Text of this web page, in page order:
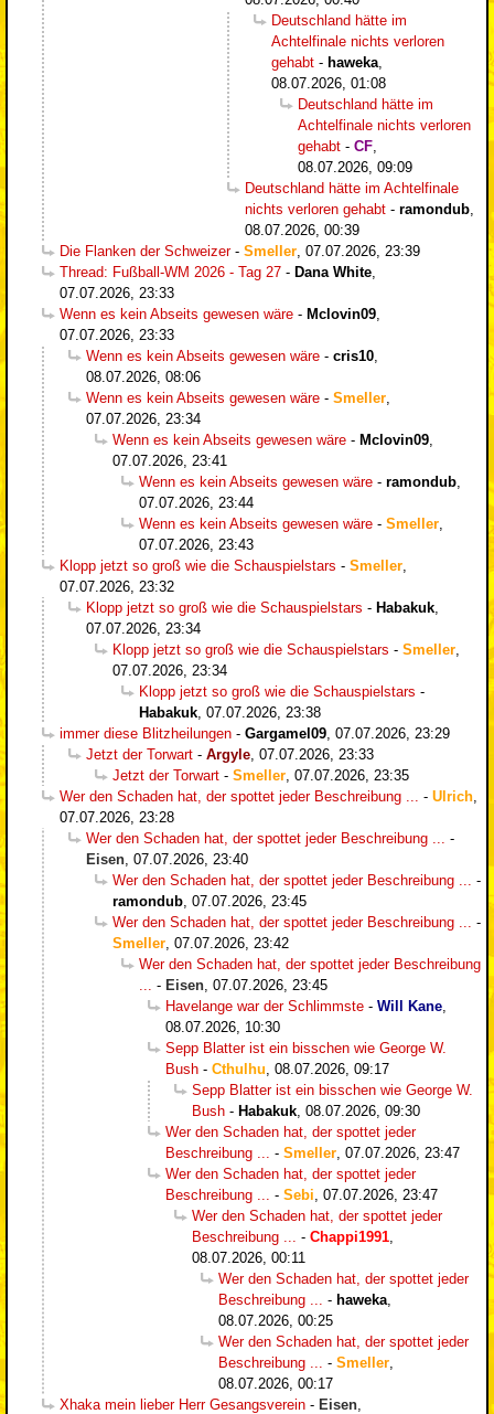
Deutschland hätte im
Achtelfinale nichts verloren
gehabt - haweka
08.07.2026, 01:08
Deutschland hätte im
Achtelfinale nichts verloren
gehabt - CF
08.07.2026, 09:09
Deutschland hätte im Achtelfinale
nichts verloren gehabt - ramondub
08.07.2026, 00:39
Die Flanken der Schweizer- Smeller 07.07.2026, 23:39
Thread: Fußball-WM 2026 - Tag 27 - Dana White
07.07.2026, 23:33
Wenn es kein Abseits gewesen wäre - Mclovin09
07.07.2026, 23:33
Wenn es kein Abseits gewesen wäre - cris10
08.07.2026, 08:06
Wenn es kein Abseits gewesen wäre - Smeller
07.07.2026, 23:34
Wenn es kein Abseits gewesen wäre - Mclovin09
07.07.2026, 23:41
Wenn es kein Abseits gewesen wäre - ramondub
07.07.2026, 23:44
Wenn es kein Abseits gewesen wäre - Smeller
07.07.2026, 23:43
Klopp jetzt so groß wie die Schauspielstars - Smeller
07.07.2026, 23:32
Klopp jetzt so groß wie die Schauspielstars - Habakuk
07.07.2026, 23:34
Klopp jetzt so groß wie die Schauspielstars - Smeller
07.07.2026, 23:34
Klopp jetzt so groß wie die Schauspielstars -
Habakuk 07.07.2026, 23:38
immer diese Blitzheilungen - Gargamel09 07.07.2026, 23:29
Jetzt der Torwart - Argyle 07.07.2026, 23:33
Jetzt der Torwart - Smeller 07.07.2026, 23:35
Wer den Schaden hat, der spottet jeder Beschreibung ...
- Ulrich
07.07.2026, 23:28
Wer den Schaden hat, der spottet jeder Beschreibung ...
-
Eisen 07.07.2026, 23:40
Wer den Schaden hat, der spottet jeder Beschreibung ...
-
ramondub 07.07.2026, 23:45
Wer den Schaden hat, der spottet jeder Beschreibung ...
-
Smeller 07.07.2026, 23:42
Wer den Schaden hat, der spottet jeder Beschreibung
- Eisen 07.07.2026, 23:45
Havelange war der Schlimmste - Will Kane
08.07.2026, 10:30
Sepp Blatter ist ein bisschen wie George W.
Bush - Cthulhu 08.07.2026, 09:17
Sepp Blatter ist ein bisschen wie George W.
Bush - Habakuk 08.07.2026, 09:30
Wer den Schaden hat, der spottet jeder
Beschreibung ...
- Smeller 07.07.2026, 23:47
Wer den Schaden hat, der spottet jeder
Beschreibung ...
- Sebi 07.07.2026, 23:47
Wer den Schaden hat, der spottet jeder
Beschreibung ...
- Chappi1991
08.07.2026, 00:11
Wer den Schaden hat, der spottet jeder
Beschreibung ...
- haweka
08.07.2026, 00:25
Wer den Schaden hat, der spottet jeder
Beschreibung ...
- Smeller
08.07.2026, 00:17
Xhaka mein lieber Herr Gesangsverein - Eisen